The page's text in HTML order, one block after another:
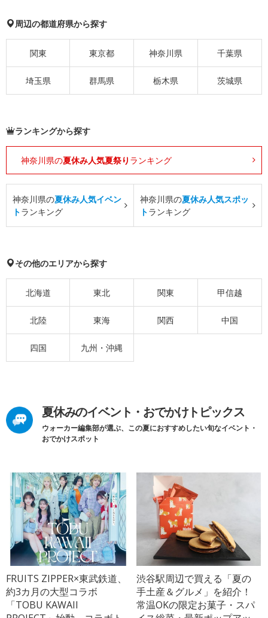
周辺の都道府県から探す
関東 東京都 神奈川県 千葉県
埼玉県 群馬県 栃木県 茨城県
ランキングから探す
神奈川県の夏休み人気夏祭り ランキング
神奈川県の夏休み人気イベン
トランキング
神奈川県の夏休み人気スポッ
トランキング
その他のエリアから探す
北海道 東北 関東 甲信越
北陸 東海 関西 中国
四国 九州・沖縄
夏休みのイベント・おでかけトピックス
ウォーカー編集部が選ぶ、この夏におすすめしたい旬なイベント・
おでかけスポット
FRUITS ZIPPER×東武鉄道、
約3カ月の大型コラボ
「TOBU KAWAII
渋谷駅周辺で買える「夏の
手土産＆グルメ」を紹介！
常温OKの限定お菓子・スパ